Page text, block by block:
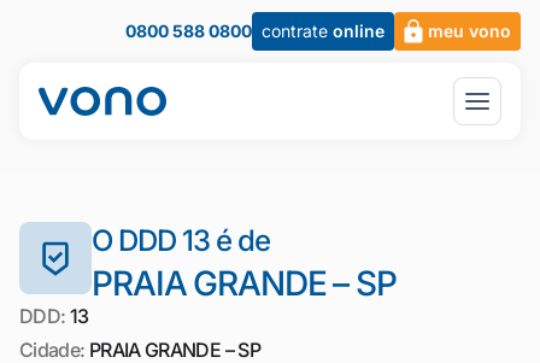
0800 588 0800 contrate online meu vono
O DDD 13 é de
PRAIA GRANDE – SP
DDD: 13
Cidade: PRAIA GRANDE – SP